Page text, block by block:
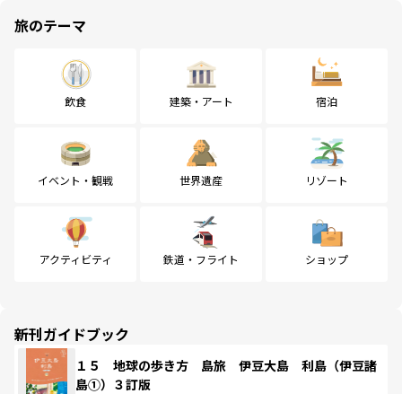
旅のテーマ
飲食 建築・アート 宿泊
イベント・観戦 世界遺産 リゾート
アクティビティ 鉄道・フライト ショップ
新刊ガイドブック
１５ 地球の歩き方 島旅 伊豆大島 利島（伊豆諸
島①）３訂版